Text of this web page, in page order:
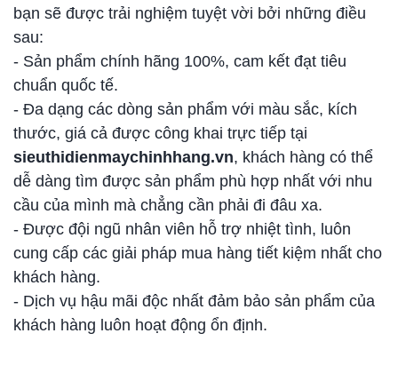
bạn sẽ được trải nghiệm tuyệt vời bởi những điều
sau:
- Sản phẩm chính hãng 100%, cam kết đạt tiêu
chuẩn quốc tế.
- Đa dạng các dòng sản phẩm với màu sắc, kích
thước, giá cả được công khai trực tiếp tại
sieuthidienmaychinhhang.vn, khách hàng có thể
dễ dàng tìm được sản phẩm phù hợp nhất với nhu
cầu của mình mà chẳng cần phải đi đâu xa.
- Được đội ngũ nhân viên hỗ trợ nhiệt tình, luôn
cung cấp các giải pháp mua hàng tiết kiệm nhất cho
khách hàng.
- Dịch vụ hậu mãi độc nhất đảm bảo sản phẩm của
khách hàng luôn hoạt động ổn định.